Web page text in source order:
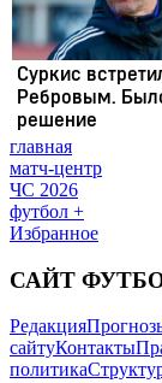
главная
матч-центр
ЧС 2026
футбол +
Избранное
САЙТ
Редакция
сайтуКонтакты
политика